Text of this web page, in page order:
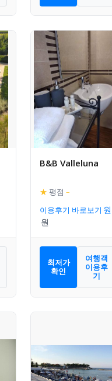
B&B Valleluna
★ 평점 –
이용후기 바로보기
최저가
확인
여행객
이용후
기